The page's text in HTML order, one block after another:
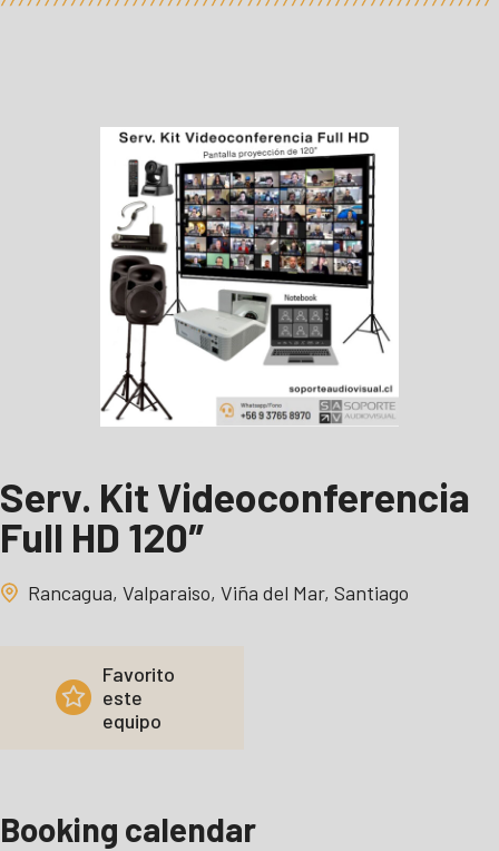
Serv. Kit Videoconferencia
Full HD 120″
Rancagua, Valparaiso, Viña del Mar, Santiago
Favorito
este
equipo
Booking calendar